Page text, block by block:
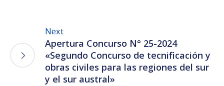
Next
Apertura Concurso N° 25-2024
«Segundo Concurso de tecnificación y
obras civiles para las regiones del sur
y el sur austral»